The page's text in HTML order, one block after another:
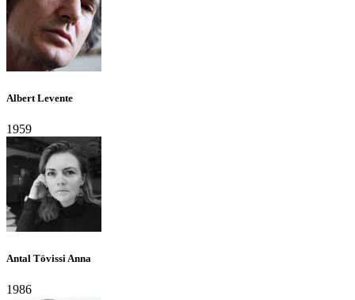
Albert Levente
1959
Antal Tövissi Anna
1986